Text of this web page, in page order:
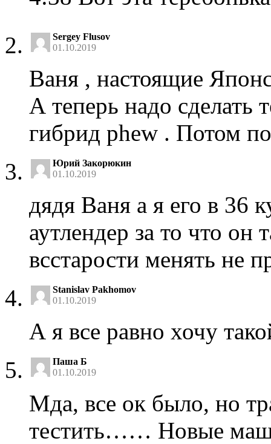
Sergey Flusov
01.10.2019
Ваня , настоящие
А теперь надо
гибрид phew . Потом
Юрий Закорюкин
01.10.2019
дядя Ваня а я его в 36
аутлендер за то что он
всстарости менять не
Stanislav Pakhomov
01.10.2019
А я все равно хочу
Паша Б
01.10.2019
Мда, все ок было, но
тестить…… Новые